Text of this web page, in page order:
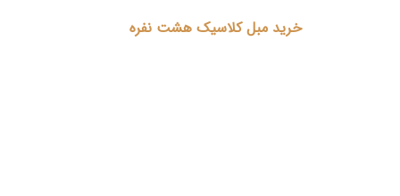
خرید مبل کلاسیک هشت نفره